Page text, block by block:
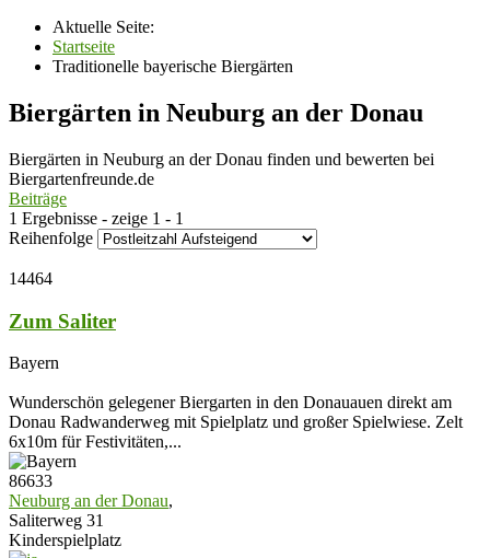
Aktuelle Seite:
Startseite
Traditionelle bayerische Biergärten
Biergärten in Neuburg an der Donau
Biergärten in Neuburg an der Donau finden und bewerten bei
Biergartenfreunde.de
Beiträge
1 Ergebnisse - zeige 1 - 1
Reihenfolge
14464
Zum Saliter
Bayern
Wunderschön gelegener Biergarten in den Donauauen direkt am
Donau Radwanderweg mit Spielplatz und großer Spielwiese. Zelt
6x10m für Festivitäten,...
86633
Neuburg an der Donau,
Saliterweg 31
Kinderspielplatz